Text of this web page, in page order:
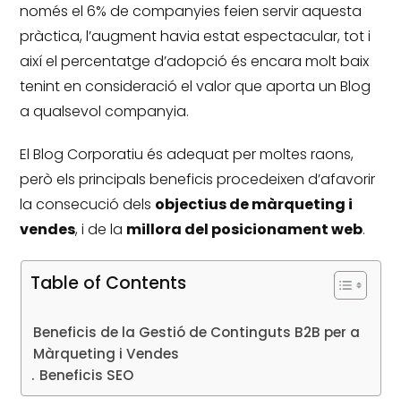
només el 6% de companyies feien servir aquesta
pràctica, l’augment havia estat espectacular, tot i
així el percentatge d’adopció és encara molt baix
tenint en consideració el valor que aporta un Blog
a qualsevol companyia.
El Blog Corporatiu és adequat per moltes raons,
però els principals beneficis procedeixen d’afavorir
la consecució dels objectius de màrqueting i
vendes, i de la millora del posicionament web.
Table of Contents
Beneficis de la Gestió de Continguts B2B per a
Màrqueting i Vendes
Beneficis SEO